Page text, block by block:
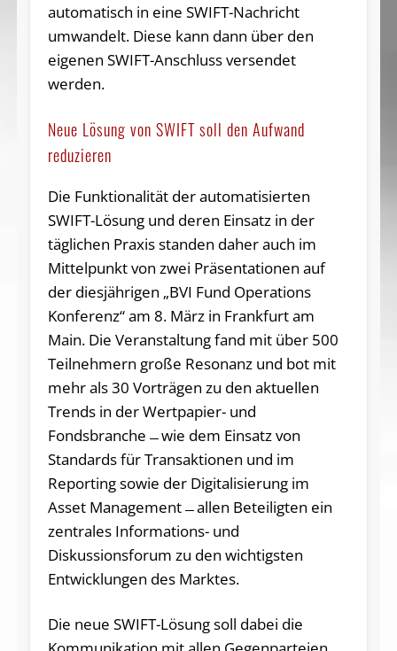
automatisch in eine SWIFT-Nachricht
umwandelt. Diese kann dann über den
eigenen SWIFT-Anschluss versendet
werden.
Neue Lösung von SWIFT soll den Aufwand
reduzieren
Die Funktionalität der automatisierten
SWIFT-Lösung und deren Einsatz in der
täglichen Praxis standen daher auch im
Mittelpunkt von zwei Präsentationen auf
der diesjährigen „BVI Fund Operations
Konferenz“ am 8. März in Frankfurt am
Main. Die Veranstaltung fand mit über 500
Teilnehmern große Resonanz und bot mit
mehr als 30 Vorträgen zu den aktuellen
Trends in der Wertpapier- und
Fondsbranche ̶ wie dem Einsatz von
Standards für Transaktionen und im
Reporting sowie der Digitalisierung im
Asset Management ̶ allen Beteiligten ein
zentrales Informations- und
Diskussionsforum zu den wichtigsten
Entwicklungen des Marktes.
Die neue SWIFT-Lösung soll dabei die